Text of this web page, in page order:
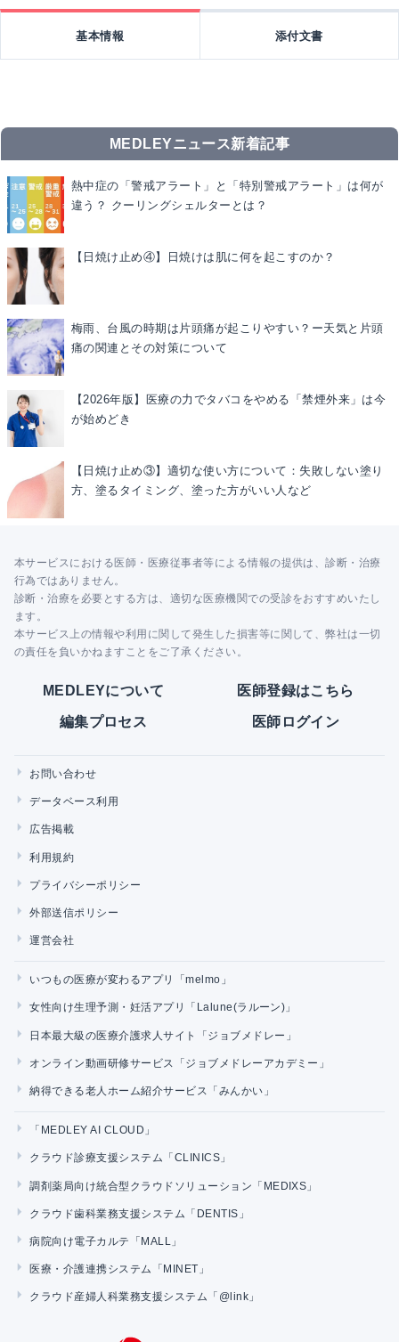
基本情報 添付文書
MEDLEYニュース新着記事
熱中症の「警戒アラート」と「特別警戒アラート」は何が
違う？ クーリングシェルターとは？
【日焼け止め④】日焼けは肌に何を起こすのか？
梅雨、台風の時期は片頭痛が起こりやすい？ー天気と片頭
痛の関連とその対策について
【2026年版】医療の力でタバコをやめる「禁煙外来」は今
が始めどき
【日焼け止め③】適切な使い方について：失敗しない塗り
方、塗るタイミング、塗った方がいい人など
本サービスにおける医師・医療従事者等による情報の提供は、診断・治療
行為ではありません。
診断・治療を必要とする方は、適切な医療機関での受診をおすすめいたし
ます。
本サービス上の情報や利用に関して発生した損害等に関して、弊社は一切
の責任を負いかねますことをご了承ください。
MEDLEYについて 医師登録はこちら
編集プロセス 医師ログイン
お問い合わせ
データベース利用
広告掲載
利用規約
プライバシーポリシー
外部送信ポリシー
運営会社
いつもの医療が変わるアプリ「melmo」
女性向け生理予測・妊活アプリ「Lalune(ラルーン)」
日本最大級の医療介護求人サイト「ジョブメドレー」
オンライン動画研修サービス「ジョブメドレーアカデミー」
納得できる老人ホーム紹介サービス「みんかい」
「MEDLEY AI CLOUD」
クラウド診療支援システム「CLINICS」
調剤薬局向け統合型クラウドソリューション「MEDIXS」
クラウド歯科業務支援システム「DENTIS」
病院向け電子カルテ「MALL」
医療・介護連携システム「MINET」
クラウド産婦人科業務支援システム「@link」